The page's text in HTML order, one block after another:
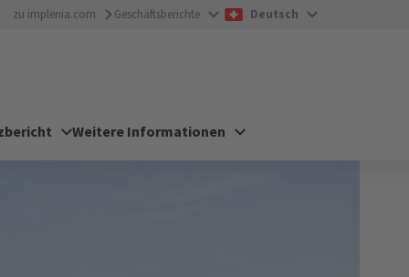
zu implenia.com Geschäftsberichte Deutsch
Weitere Informationen